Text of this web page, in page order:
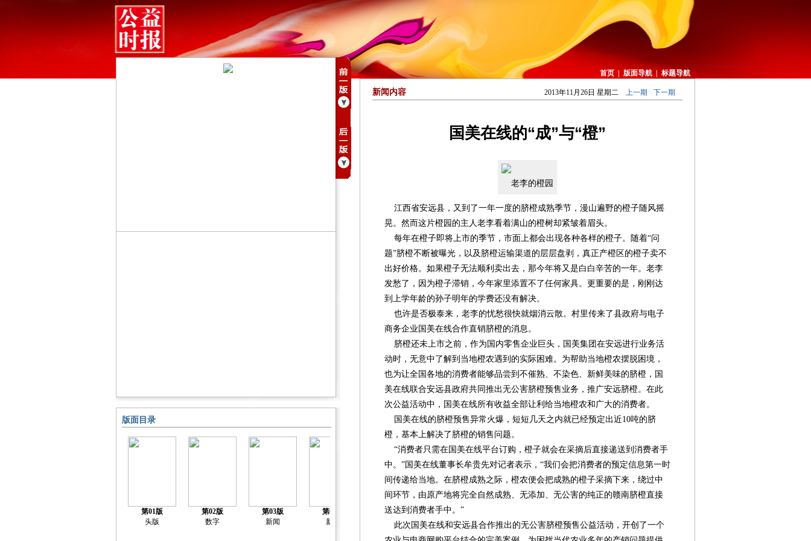
首页 版面导航 标题导航
版面目录
第01版
头版
第02版
数字
第03版
新闻
第04版
新闻
第05版
新闻
第06版
新闻
新闻
封面报道
封面报道
新闻内容 2013年11月26日 星期二 上一期 下一期
国美在线的“成”与“橙”
老李的橙园
江西省安远县，又到了一年一度的脐橙成熟季节，漫山遍野的橙子随风摇
晃。然而这片橙园的主人老李看着满山的橙树却紧皱着眉头。
每年在橙子即将上市的季节，市面上都会出现各种各样的橙子。随着“问
题”脐橙不断被曝光，以及脐橙运输渠道的层层盘剥，真正产橙区的橙子卖不
出好价格。如果橙子无法顺利卖出去，那今年将又是白白辛苦的一年。老李
发愁了，因为橙子滞销，今年家里添置不了任何家具。更重要的是，刚刚达
到上学年龄的孙子明年的学费还没有解决。
也许是否极泰来，老李的忧愁很快就烟消云散。村里传来了县政府与电子
商务企业国美在线合作直销脐橙的消息。
脐橙还未上市之前，作为国内零售企业巨头，国美集团在安远进行业务活
动时，无意中了解到当地橙农遇到的实际困难。为帮助当地橙农摆脱困境，
也为让全国各地的消费者能够品尝到不催熟、不染色、新鲜美味的脐橙，国
美在线联合安远县政府共同推出无公害脐橙预售业务，推广安远脐橙。在此
次公益活动中，国美在线所有收益全部让利给当地橙农和广大的消费者。
国美在线的脐橙预售异常火爆，短短几天之内就已经预定出近10吨的脐
橙，基本上解决了脐橙的销售问题。
“消费者只需在国美在线平台订购，橙子就会在采摘后直接递送到消费者手
中。”国美在线董事长牟贵先对记者表示，“我们会把消费者的预定信息第一时
间传递给当地。在脐橙成熟之际，橙农便会把成熟的橙子采摘下来，绕过中
间环节，由原产地将完全自然成熟、无添加、无公害的纯正的赣南脐橙直接
送达到消费者手中。”
此次国美在线和安远县合作推出的无公害脐橙预售公益活动，开创了一个